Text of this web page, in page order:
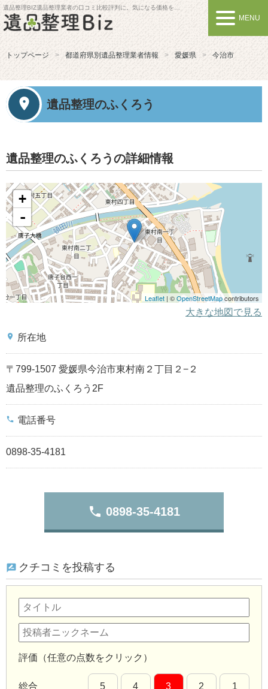
遺品整理BIZ遺品整理業者の口コミ比較評判に。気になる価格を比較しよう
MENU
トップページ 都道府県別遺品整理業者情報 愛媛県 今治市
遺品整理のふくろう
遺品整理のふくろうの詳細情報
+
-
Leaflet | ©OpenStreetMapcontributors
大きな地図で見る
place 所在地
〒799-1507 愛媛県今治市東村南２丁目２−２
遺品整理のふくろう2F
phone 電話番号
0898-35-4181
phone 0898-35-4181
クチコミを投稿する
評価（任意の点数をクリック）
総合 5 4 3 2 1